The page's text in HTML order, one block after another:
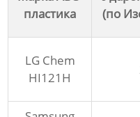
пластика
(по
LG Chem
HI121H